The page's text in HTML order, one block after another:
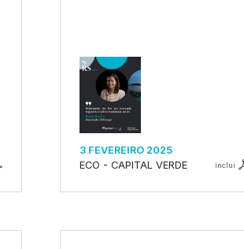
3 FEVEREIRO 2025
ECO - CAPITAL VERDE
inclui